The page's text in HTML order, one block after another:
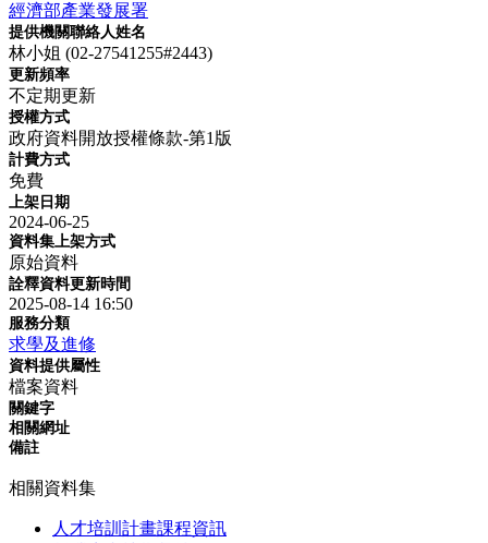
經濟部產業發展署
提供機關聯絡人姓名
林小姐 (02-27541255#2443)
更新頻率
不定期更新
授權方式
政府資料開放授權條款-第1版
計費方式
免費
上架日期
2024-06-25
資料集上架方式
原始資料
詮釋資料更新時間
2025-08-14 16:50
服務分類
求學及進修
資料提供屬性
檔案資料
關鍵字
相關網址
備註
相關資料集
人才培訓計畫課程資訊